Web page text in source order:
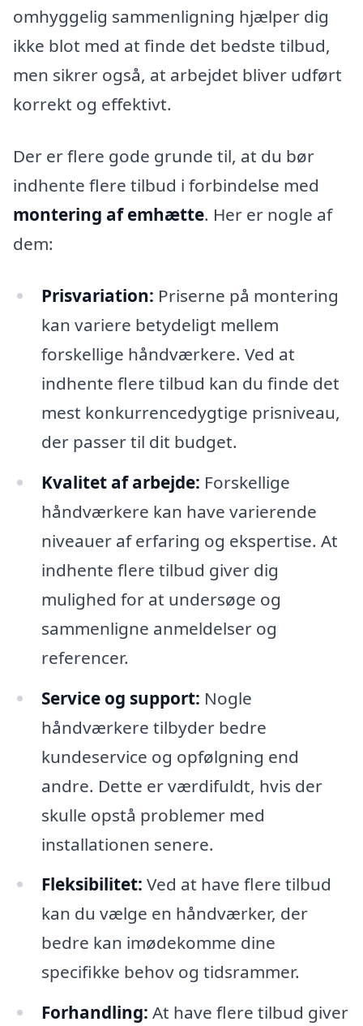
omhyggelig sammenligning hjælper dig
ikke blot med at finde det bedste tilbud,
men sikrer også, at arbejdet bliver udført
korrekt og effektivt.
Der er flere gode grunde til, at du bør
indhente flere tilbud i forbindelse med
montering af emhætte. Her er nogle af
dem:
Prisvariation: Priserne på montering
kan variere betydeligt mellem
forskellige håndværkere. Ved at
indhente flere tilbud kan du finde det
mest konkurrencedygtige prisniveau,
der passer til dit budget.
Kvalitet af arbejde: Forskellige
håndværkere kan have varierende
niveauer af erfaring og ekspertise. At
indhente flere tilbud giver dig
mulighed for at undersøge og
sammenligne anmeldelser og
referencer.
Service og support: Nogle
håndværkere tilbyder bedre
kundeservice og opfølgning end
andre. Dette er værdifuldt, hvis der
skulle opstå problemer med
installationen senere.
Fleksibilitet: Ved at have flere tilbud
kan du vælge en håndværker, der
bedre kan imødekomme dine
specifikke behov og tidsrammer.
Forhandling: At have flere tilbud giver